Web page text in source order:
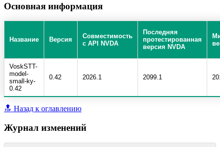
Основная информация
Название Версия
Совместимость
с API NVDA
Последняя
протестированная
версия NVDA
VoskSTT-
model-
small-ky-
0.42
0.42 2026.1 2099.1
🔝 Назад к оглавлению
Журнал изменений